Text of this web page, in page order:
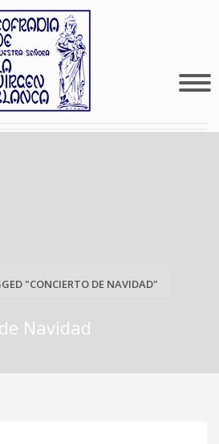
"CONCIERTO DE NAVIDAD"
Navidad